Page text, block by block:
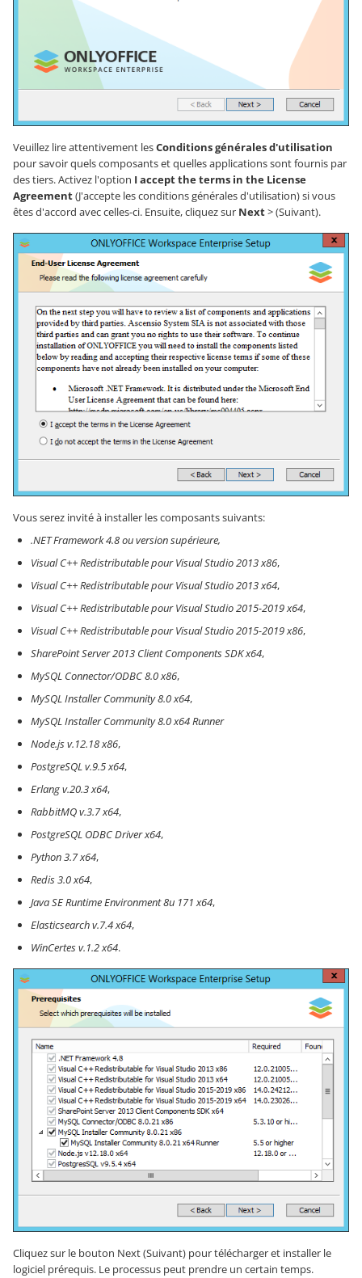
Veuillez lire attentivement lesConditions générales d'utilisation
pour savoir quels composants et quelles applications sont fournis par
des tiers. Activez l'option I accept the terms in the License
Agreement(J'accepte les conditions générales d'utilisation) si vous
êtes d'accord avec celles-ci. Ensuite, cliquez sur Next> (Suivant).
Vous serez invité à installer les composants suivants:
.NET Framework 4.8 ou version supérieure,
Visual C++ Redistributable pour Visual Studio 2013 x86,
Visual C++ Redistributable pour Visual Studio 2013 x64,
Visual C++ Redistributable pour Visual Studio 2015-2019 x64,
Visual C++ Redistributable pour Visual Studio 2015-2019 x86,
SharePoint Server 2013 Client Components SDK x64,
MySQL Connector/ODBC 8.0 x86,
MySQL Installer Community 8.0 x64,
MySQL Installer Community 8.0 x64 Runner
Node.js v.12.18 x86,
PostgreSQL v.9.5 x64,
Erlang v.20.3 x64,
RabbitMQ v.3.7 x64,
PostgreSQL ODBC Driver x64,
Python 3.7 x64,
Redis 3.0 x64,
Java SE Runtime Environment 8u 171 x64,
Elasticsearch v.7.4 x64,
WinCertes v.1.2 x64.
Cliquez sur le bouton Next (Suivant) pour télécharger et installer le
logiciel prérequis. Le processus peut prendre un certain temps.